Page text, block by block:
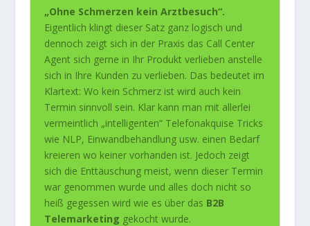
„Ohne Schmerzen kein Arztbesuch“.
Eigentlich klingt dieser Satz ganz logisch und
dennoch zeigt sich in der Praxis das Call Center
Agent sich gerne in Ihr Produkt verlieben anstelle
sich in Ihre Kunden zu verlieben. Das bedeutet im
Klartext: Wo kein Schmerz ist wird auch kein
Termin sinnvoll sein. Klar kann man mit allerlei
vermeintlich „intelligenten“ Telefonakquise Tricks
wie NLP, Einwandbehandlung usw. einen Bedarf
kreieren wo keiner vorhanden ist. Jedoch zeigt
sich die Enttäuschung meist, wenn dieser Termin
war genommen wurde und alles doch nicht so
heiß gegessen wird wie es über das B2B
Telemarketing gekocht wurde.